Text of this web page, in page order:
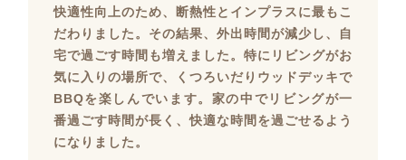
快適性向上のため、断熱性とインプラスに最もこ
だわりました。その結果、外出時間が減少し、自
宅で過ごす時間も増えました。特にリビングがお
気に入りの場所で、くつろいだりウッドデッキで
BBQを楽しんでいます。家の中でリビングが一
番過ごす時間が長く、快適な時間を過ごせるよう
になりました。